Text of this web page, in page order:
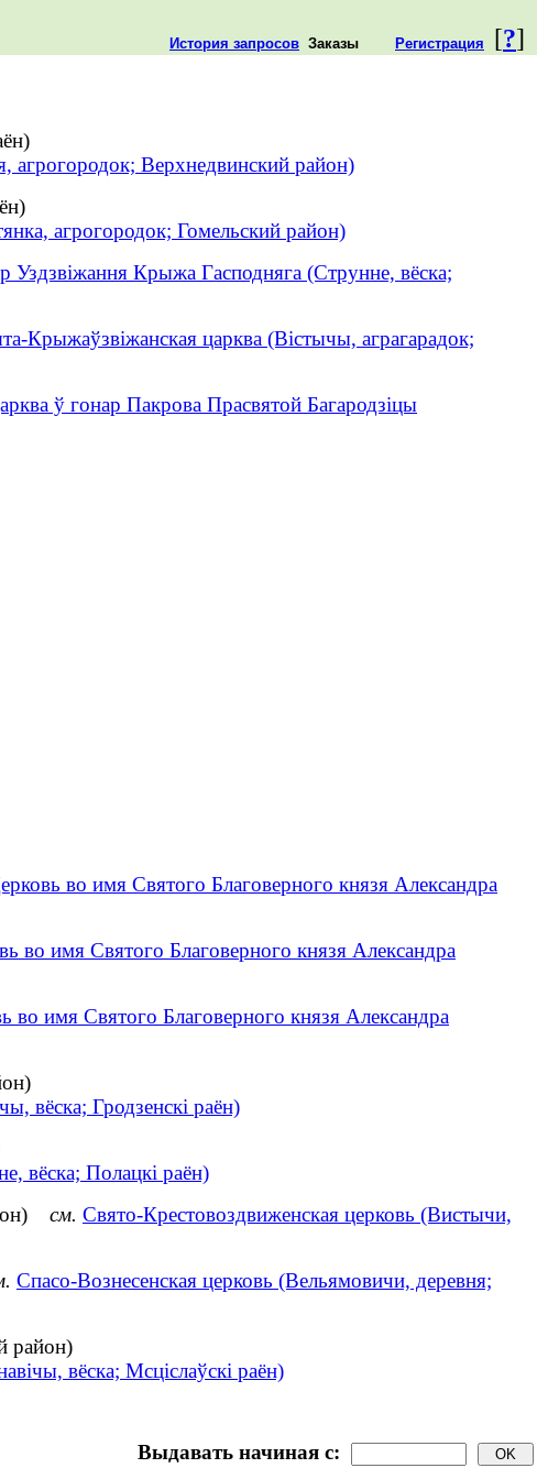
[?]
История запросов Заказы Регистрация
агрогородок; Верхнедвинский район)
агрогородок; Гомельский район)
Уздзвіжання Крыжа Гасподняга (Струнне, вёска;
Крыжаўзвіжанская царква (Вістычы, аграгарадок;
ў гонар Пакрова Прасвятой Багародзіцы
во имя Святого Благоверного князя Александра
во имя Святого Благоверного князя Александра
во имя Святого Благоверного князя Александра
вёска; Гродзенскі раён)
вёска; Полацкі раён)
см. Свято-Крестовоздвиженская церковь (Вистычи,
Спасо-Вознесенская церковь (Вельямовичи, деревня;
район)
вёска; Мсціслаўскі раён)
Выдавать начиная с: